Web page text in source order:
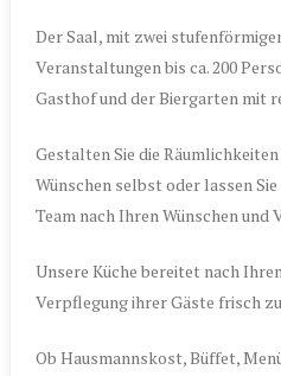
Der Saal, mit zwei
Veranstaltungen bis ca. 200
Gasthof und der Biergarten mit
Gestalten Sie die
Wünschen selbst oder lassen
Team nach Ihren Wünschen
Unsere Küche bereitet nach
Verpflegung ihrer Gäste frisch
Ob Hausmannskost, Büffet,